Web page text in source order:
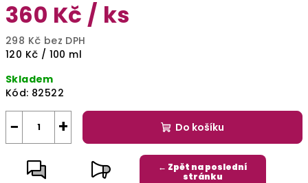
360 Kč / ks
298 Kč bez DPH
Měrná
120 Kč / 100 ml
Skladem
Kód: 82522
+
− Do košíku
← Zpět na poslední
stránku